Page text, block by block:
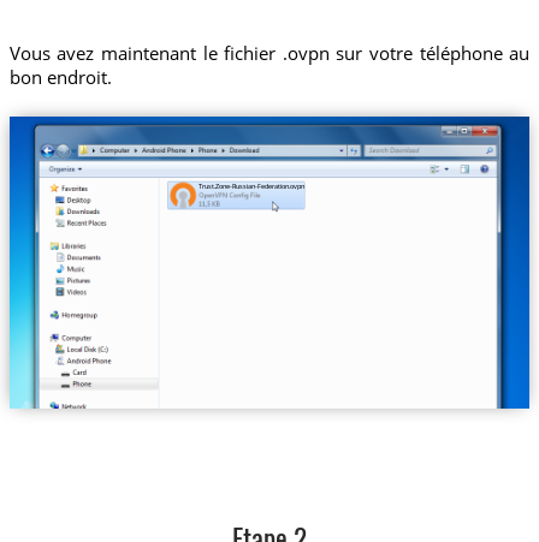
Vous avez maintenant le fichier .ovpn sur votre téléphone au
bon endroit.
Trust.Zone-Russian-Federation.ovpn